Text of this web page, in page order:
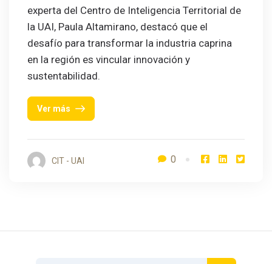
experta del Centro de Inteligencia Territorial de
la UAI, Paula Altamirano, destacó que el
desafío para transformar la industria caprina
en la región es vincular innovación y
sustentabilidad.
Ver más
CIT - UAI 0